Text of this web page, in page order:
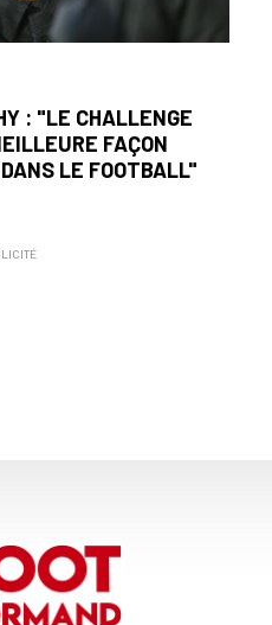
: "LE CHALLENGE
FAÇON
LE FOOTBALL"